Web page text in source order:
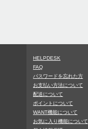
HELPDESK
FAQ
パスワードを忘れた方
お支払い方法について
配送について
ポイントについて
WANT機能について
お気に入り機能について